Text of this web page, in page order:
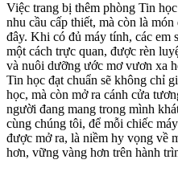
Việc trang bị thêm phòng Tin
nhu cầu cấp thiết, mà còn là
đây. Khi có đủ máy tính, các em
một cách trực quan, được rèn
và nuôi dưỡng ước mơ vươn xa
Tin học đạt chuẩn sẽ không chỉ
học, mà còn mở ra cánh cửa
người đang mang trong mình
cùng chúng tôi, để mỗi chiếc
được mở ra, là niềm hy vọng về
hơn, vững vàng hơn trên hành